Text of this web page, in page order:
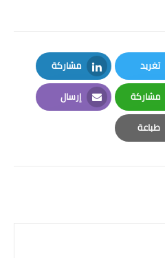
تغريد
Twitter
مشاركة
LinkedIn
مشاركة
Whatsapp
إرسال
Email
طباعة
Print